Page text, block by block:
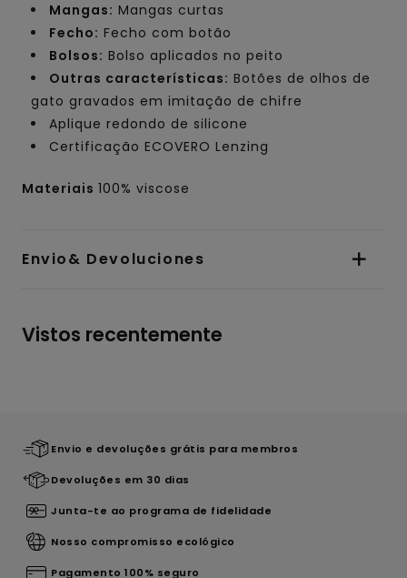
Mangas: Mangas curtas
Fecho: Fecho com botão
Bolsos: Bolso aplicados no peito
Outras características: Botões de olhos de
gato gravados em imitação de chifre
Aplique redondo de silicone
Certificação ECOVERO Lenzing
Materiais 100% viscose
Envio& Devoluciones
Vistos recentemente
Envio e devoluções grátis para membros
Devoluções em 30 dias
Junta-te ao programa de fidelidade
Nosso compromisso ecológico
Pagamento 100% seguro